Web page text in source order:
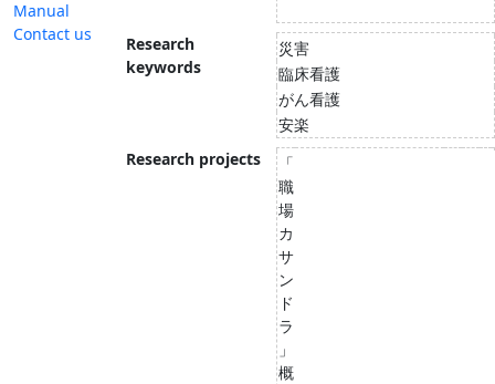
Manual
Contact us
Research
keywords
災害
臨床看護
がん看護
安楽
Research projects
「
職
場
カ
サ
ン
ド
ラ
」
概